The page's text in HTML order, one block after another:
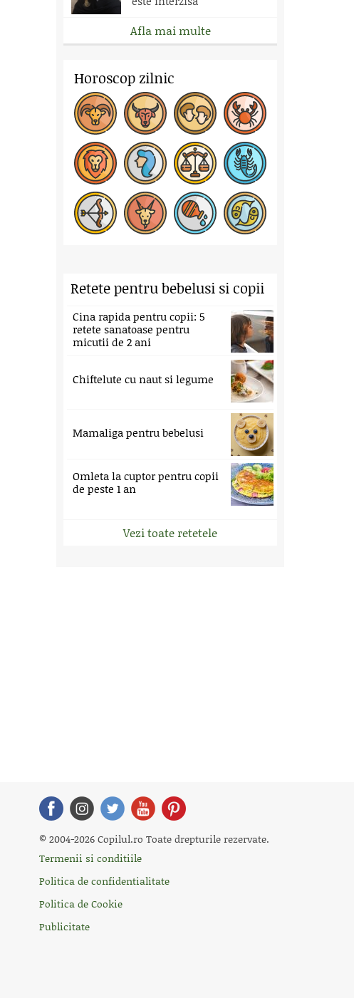
Afla mai multe
Horoscop zilnic
Retete pentru bebelusi si copii
Cina rapida pentru copii: 5
retete sanatoase pentru
micutii de 2 ani
Chiftelute cu naut si legume
Mamaliga pentru bebelusi
Omleta la cuptor pentru copii
de peste 1 an
Vezi toate retetele
© 2004-2026 Copilul.ro Toate drepturile rezervate.
Termenii si conditiile
Politica de confidentialitate
Politica de Cookie
Publicitate